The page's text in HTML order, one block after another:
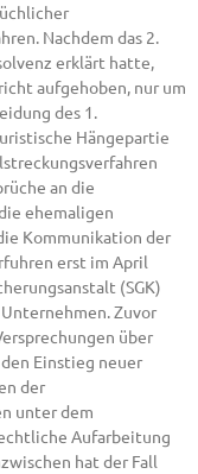
Nachdem das 2.
erklärt hatte,
aufgehoben, nur um
des 1.
Hängepartie
an die
ehemaligen
Kommunikation der
erst im April
(SGK)
Zuvor
über
Einstieg neuer
der
unter dem
Aufarbeitung
hat der Fall